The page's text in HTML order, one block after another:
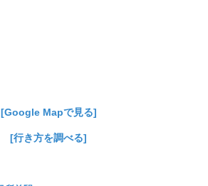
[Google Mapで見る]
[行き方を調べる]